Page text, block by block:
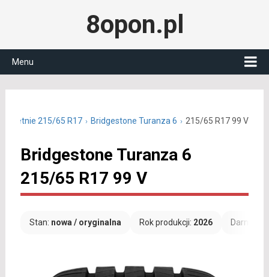
8opon.pl
Menu
letnie 215/65 R17 Bridgestone Turanza 6 215/65 R17 99 V
Bridgestone Turanza 6
215/65 R17 99 V
Stan: nowa / oryginalna Rok produkcji: 2026